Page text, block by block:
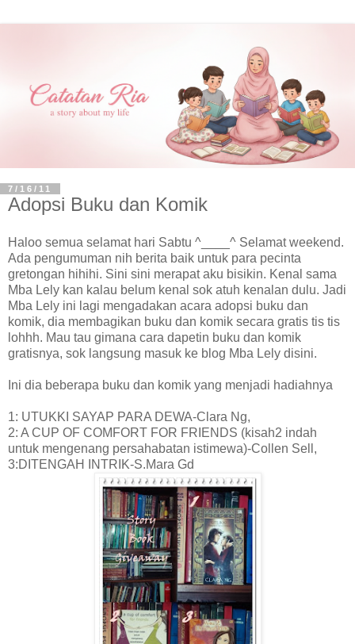
7/16/11
Adopsi Buku dan Komik
Haloo semua selamat hari Sabtu ^____^ Selamat weekend.
Ada pengumuman nih berita baik untuk para pecinta
gretongan hihihi. Sini sini merapat aku bisikin. Kenal sama
Mba Lely kan kalau belum kenal sok atuh kenalan dulu. Jadi
Mba Lely ini lagi mengadakan acara adopsi buku dan
komik, dia membagikan buku dan komik secara gratis tis tis
lohhh. Mau tau gimana cara dapetin buku dan komik
gratisnya, sok langsung masuk ke blog Mba Lely disini.
Ini dia beberapa buku dan komik yang menjadi hadiahnya
1: UTUKKI SAYAP PARA DEWA-Clara Ng,
2: A CUP OF COMFORT FOR FRIENDS (kisah2 indah
untuk mengenang persahabatan istimewa)-Collen Sell,
3:DITENGAH INTRIK-S.Mara Gd